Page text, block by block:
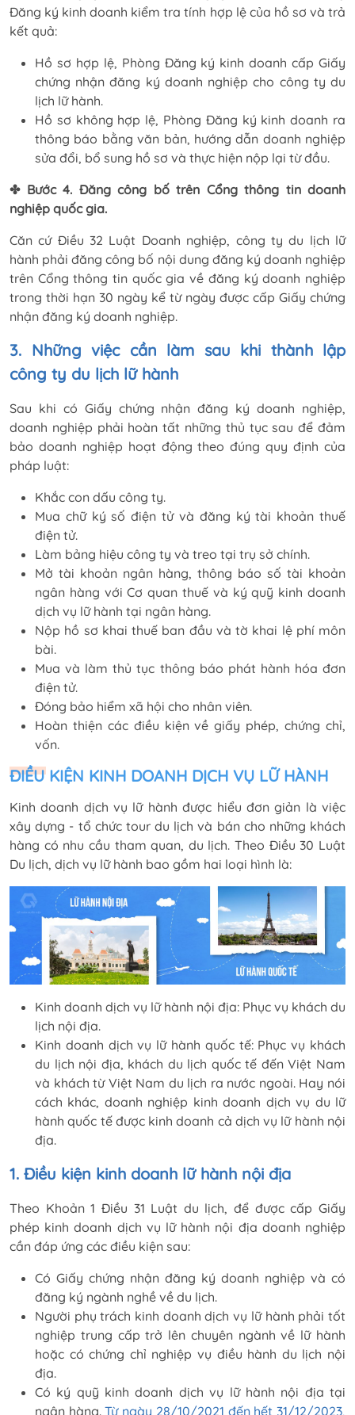
Đăng ký kinh doanh kiểm tra tính hợp lệ của hồ sơ và trả
kết quả:
Hồ sơ hợp lệ, Phòng Đăng ký kinh doanh cấp Giấy
chứng nhận đăng ký doanh nghiệp cho công ty du
lịch lữ hành.
Hồ sơ không hợp lệ, Phòng Đăng ký kinh doanh ra
thông báo bằng văn bản, hướng dẫn doanh nghiệp
sửa đổi, bổ sung hồ sơ và thực hiện nộp lại từ đầu.
✤ Bước 4. Đăng công bố trên Cổng thông tin doanh
nghiệp quốc gia.
Căn cứ Điều 32 Luật Doanh nghiệp, công ty du lịch lữ
hành phải đăng công bố nội dung đăng ký doanh nghiệp
trên Cổng thông tin quốc gia về đăng ký doanh nghiệp
trong thời hạn 30 ngày kể từ ngày được cấp Giấy chứng
nhận đăng ký doanh nghiệp.
3. Những việc cần làm sau khi thành lập
công ty du lịch lữ hành
Sau khi có Giấy chứng nhận đăng ký doanh nghiệp,
doanh nghiệp phải hoàn tất những thủ tục sau để đảm
bảo doanh nghiệp hoạt động theo đúng quy định của
pháp luật:
Khắc con dấu công ty.
Mua chữ ký số điện tử và đăng ký tài khoản thuế
điện tử.
Làm bảng hiệu công ty và treo tại trụ sở chính.
Mở tài khoản ngân hàng, thông báo số tài khoản
ngân hàng với Cơ quan thuế và ký quỹ kinh doanh
dịch vụ lữ hành tại ngân hàng.
Nộp hồ sơ khai thuế ban đầu và tờ khai lệ phí môn
bài.
Mua và làm thủ tục thông báo phát hành hóa đơn
điện tử.
Đóng bảo hiểm xã hội cho nhân viên.
Hoàn thiện các điều kiện về giấy phép, chứng chỉ,
vốn.
ĐIỀU KIỆN KINH DOANH DỊCH VỤ LỮ HÀNH
Kinh doanh dịch vụ lữ hành được hiểu đơn giản là việc
xây dựng - tổ chức tour du lịch và bán cho những khách
hàng có nhu cầu tham quan, du lịch. Theo Điều 30 Luật
Du lịch, dịch vụ lữ hành bao gồm hai loại hình là:
Kinh doanh dịch vụ lữ hành nội địa: Phục vụ khách du
lịch nội địa.
Kinh doanh dịch vụ lữ hành quốc tế: Phục vụ khách
du lịch nội địa, khách du lịch quốc tế đến Việt Nam
và khách từ Việt Nam du lịch ra nước ngoài. Hay nói
cách khác, doanh nghiệp kinh doanh dịch vụ du lữ
hành quốc tế được kinh doanh cả dịch vụ lữ hành nội
địa.
1. Điều kiện kinh doanh lữ hành nội địa
Theo Khoản 1 Điều 31 Luật du lịch, để được cấp Giấy
phép kinh doanh dịch vụ lữ hành nội địa doanh nghiệp
cần đáp ứng các điều kiện sau:
Có Giấy chứng nhận đăng ký doanh nghiệp và có
đăng ký ngành nghề về du lịch.
Người phụ trách kinh doanh dịch vụ lữ hành phải tốt
nghiệp trung cấp trở lên chuyên ngành về lữ hành
hoặc có chứng chỉ nghiệp vụ điều hành du lịch nội
địa.
Có ký quỹ kinh doanh dịch vụ lữ hành nội địa tại
ngân hàng.Từ ngày 28/10/2021 đến hết 31/12/2023,